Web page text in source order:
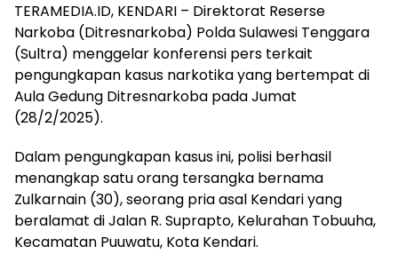
TERAMEDIA.ID, KENDARI – Direktorat Reserse
Narkoba (Ditresnarkoba) Polda Sulawesi Tenggara
(Sultra) menggelar konferensi pers terkait
pengungkapan kasus narkotika yang bertempat di
Aula Gedung Ditresnarkoba pada Jumat
(28/2/2025).
Dalam pengungkapan kasus ini, polisi berhasil
menangkap satu orang tersangka bernama
Zulkarnain (30), seorang pria asal Kendari yang
beralamat di Jalan R. Suprapto, Kelurahan Tobuuha,
Kecamatan Puuwatu, Kota Kendari.